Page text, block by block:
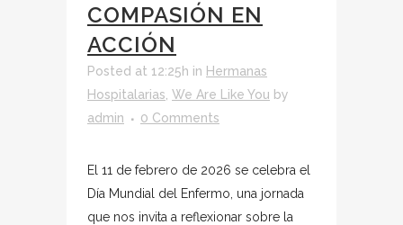
COMPASIÓN EN
ACCIÓN
Posted at 12:25h in Hermanas
Hospitalarias We Are Like You by
admin
0 Comments
El 11 de febrero de 2026 se celebra el
Día Mundial del Enfermo, una jornada
que nos invita a reflexionar sobre la